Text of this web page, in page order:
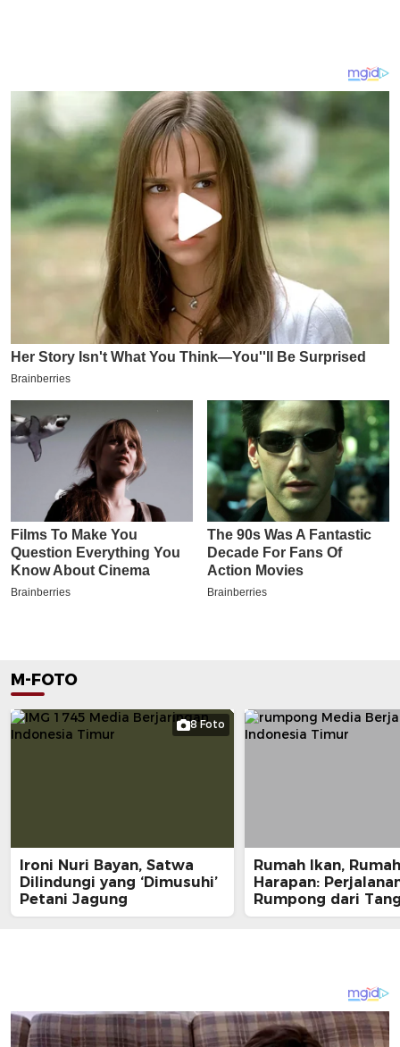
M-FOTO
8 Foto
Ironi Nuri Bayan, Satwa
Dilindungi yang ‘Dimusuhi’
Petani Jagung
Rumah Ikan, Rumah
Harapan:
Rumpong dari
Nelayan ke Meja